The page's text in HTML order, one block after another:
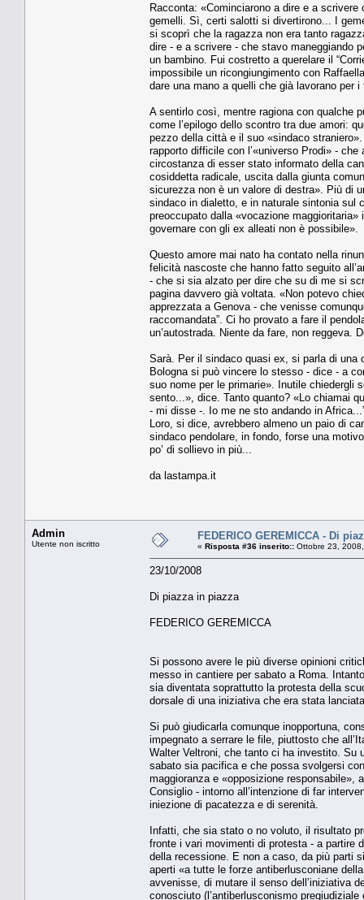
Racconta: «Cominciarono a dire e a
gemelli. Sì, certi salotti si divertirono... I
si scoprì che la ragazza non era tanto
dire - e a scrivere - che stavo maneggiando
un bambino. Fui costretto a querelare il
impossibile un ricongiungimento con
dare una mano a quelli che già lavorano per
A sentirlo così, mentre ragiona con qualche
come l’epilogo dello scontro tra due amori:
pezzo della città e il suo «sindaco
rapporto difficile con l’«universo Prodi» -
circostanza di esser stato informato della
cosiddetta radicale, uscita dalla giunta
sicurezza non è un valore di destra». Più di
sindaco in dialetto, e in naturale sintonia sul
preoccupato dalla «vocazione
governare con gli ex alleati non è possibile».
Questo amore mai nato ha contato nella
felicità nascoste che hanno fatto seguito
- che si sia alzato per dire che su di me si
pagina davvero già voltata. «Non potevo
apprezzata a Genova - che venisse
raccomandata”. Ci ho provato a fare il
un’autostrada. Niente da fare, non reggeva.
Sarà. Per il sindaco quasi ex, si parla di una
Bologna si può vincere lo stesso - dice - a
suo nome per le primarie». Inutile chiedergli
sento...», dice. Tanto quanto? «Lo chiamai
- mi disse -. Io me ne sto andando in
Loro, si dice, avrebbero almeno un paio di
sindaco pendolare, in fondo, forse una
po’ di sollievo in più...
da lastampa.it
Admin
Utente non iscritto
FEDERICO GEREMICCA - Di
« Risposta #36 inserito:: Ottobre 23,
23/10/2008
Di piazza in piazza
FEDERICO GEREMICCA
Si possono avere le più diverse opinioni
messo in cantiere per sabato a Roma.
sia diventata soprattutto la protesta della
dorsale di una iniziativa che era stata
Si può giudicarla comunque inopportuna,
impegnato a serrare le file, piuttosto che
Walter Veltroni, che tanto ci ha investito. Su
sabato sia pacifica e che possa svolgersi
maggioranza e «opposizione responsabile»,
Consiglio - intorno all’intenzione di far
iniezione di pacatezza e di serenità.
Infatti, che sia stato o no voluto, il risultato
fronte i vari movimenti di protesta - a partire
della recessione. E non a caso, da più parti
aperti «a tutte le forze antiberlusconiane
avvenisse, di mutare il senso dell’iniziativa
conosciuto (l’antiberlusconismo